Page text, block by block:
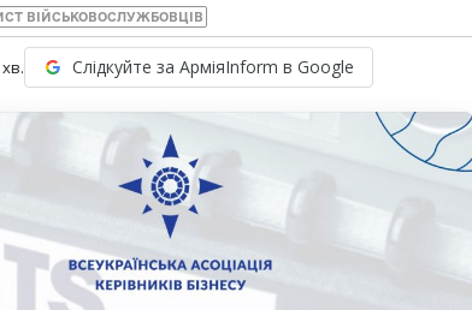
ВІЙСЬКОВОСЛУЖБОВЦІВ
хв. Слідкуйте за АрміяInform в Google